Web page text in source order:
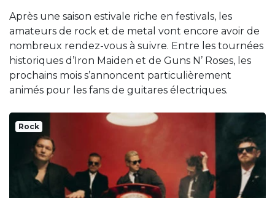
Après une saison estivale riche en festivals, les
amateurs de rock et de metal vont encore avoir de
nombreux rendez-vous à suivre. Entre les tournées
historiques d’Iron Maiden et de Guns N’ Roses, les
prochains mois s’annoncent particulièrement
animés pour les fans de guitares électriques.
Rock